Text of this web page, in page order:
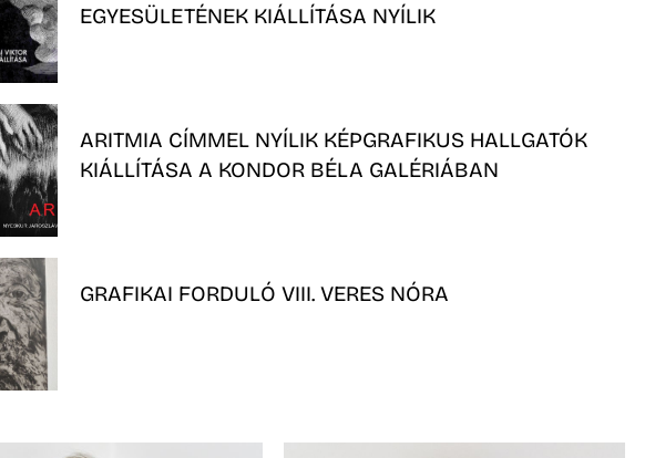
EGYESÜLETÉNEK KIÁLLÍTÁSA NYÍLIK
ARITMIA CÍMMEL NYÍLIK KÉPGRAFIKUS HALLGATÓK
KIÁLLÍTÁSA A KONDOR BÉLA GALÉRIÁBAN
GRAFIKAI FORDULÓ VIII. VERES NÓRA